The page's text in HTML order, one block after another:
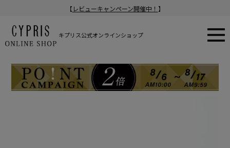
【 レビューキャンペーン開催中！ 】
キプリス公式オンラインショップ